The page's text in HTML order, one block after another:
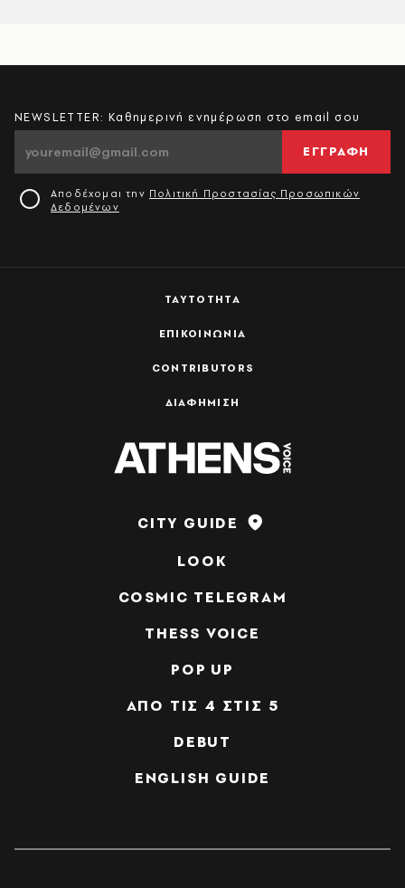
ΤΑΥΤΟΤΗΤΑ
ΕΠΙΚΟΙΝΩΝΙΑ
CONTRIBUTORS
ΔΙΑΦΗΜΙΣΗ
NEWSLETTER: Καθημερινή ενημέρωση στο email σου
ΕΓΓΡΑΦΗ
Αποδέχομαι την Πολιτική Προστασίας Προσωπικών
Δεδομένων
CITY GUIDE
LOOK
COSMIC TELEGRAM
THESS VOICE
POP UP
ΑΠΟ ΤΙΣ 4 ΣΤΙΣ 5
DEBUT
ENGLISH GUIDE